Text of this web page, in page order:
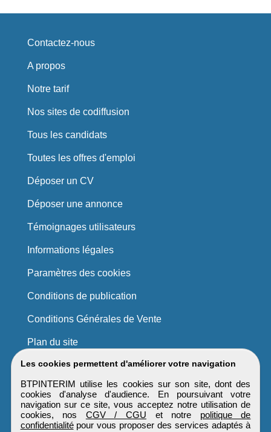
Les cookies permettent d'améliorer votre navigation
BTPINTERIM utilise les cookies sur son site, dont des
cookies d'analyse d'audience. En poursuivant votre
navigation sur ce site, vous acceptez notre utilisation de
cookies, nos CGV / CGU et notre politique de
confidentialitépour vous proposer des services adaptés à
Contactez-nous
A propos
Notre tarif
Nos sites de codiffusion
Tous les candidats
Toutes les offres d'emploi
Déposer un CV
Déposer une annonce
Témoignages utilisateurs
Informations légales
Paramètres des cookies
Conditions de publication
Conditions Générales de Vente
Plan du site